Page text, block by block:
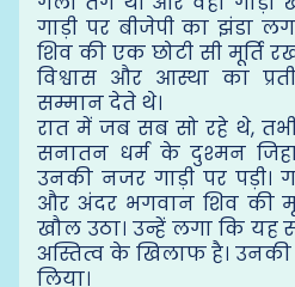
गाड़ी पर बीजेपी का झंडा
शिव की एक छोटी सी मूर्ति
विश्वास और आस्था का
सम्मान देते थे।
रात में जब सब सो रहे थे, तभी
सनातन धर्म के दुश्मन
उनकी नजर गाड़ी पर पड़ी।
और अंदर भगवान शिव की
खौल उठा। उन्हें लगा कि
अस्तित्व के खिलाफ है।
लिया।